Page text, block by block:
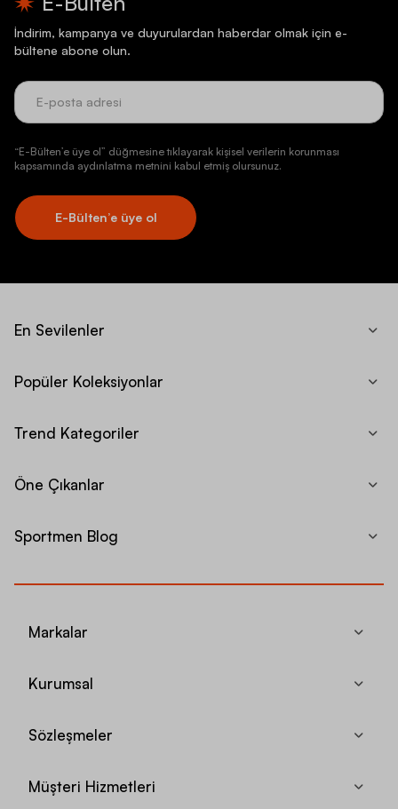
İndirim, kampanya ve duyurulardan haberdar olmak için e-
bültene abone olun.
“E-Bülten’e üye ol” düğmesine tıklayarak kişisel verilerin korunması
kapsamında aydınlatma metnini kabul etmiş olursunuz.
E-Bülten’e üye ol
En Sevilenler
Popüler Koleksiyonlar
Trend Kategoriler
Öne Çıkanlar
Sportmen Blog
Markalar
Kurumsal
Sözleşmeler
Müşteri Hizmetleri